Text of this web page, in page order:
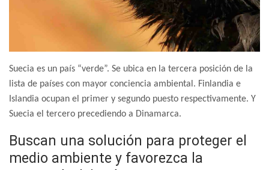
Suecia es un país “verde”. Se ubica en la tercera posición de la
lista de países con mayor conciencia ambiental. Finlandia e
Islandia ocupan el primer y segundo puesto respectivamente. Y
Suecia el tercero precediendo a Dinamarca.
Buscan una solución para proteger el
medio ambiente y favorezca la